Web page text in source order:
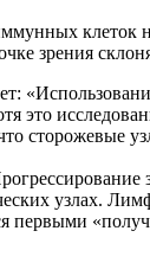
зрения
сторожевые
узлах.